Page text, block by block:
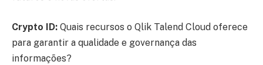
Crypto ID: Quais recursos o Qlik Talend Cloud oferece
para garantir a qualidade e governança das
informações?